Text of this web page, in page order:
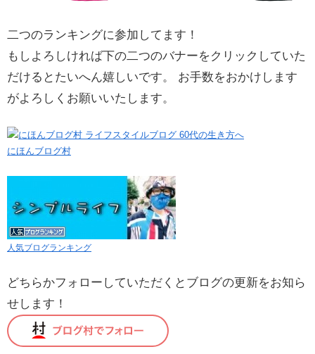
二つのランキングに参加してます！
もしよろしければ下の二つのバナーをクリックしていた
だけるとたいへん嬉しいです。 お手数をおかけします
がよろしくお願いいたします。
にほんブログ村
人気ブログランキング
どちらかフォローしていただくとブログの更新をお知ら
せします！